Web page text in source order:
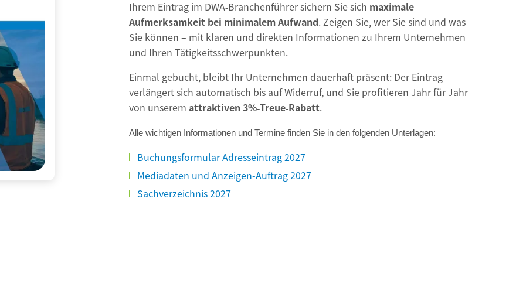
Ihrem Eintrag im DWA‑Branchenführer sichern Sie sich maximale
Aufmerksamkeit bei minimalem Aufwand. Zeigen Sie, wer Sie sind und was
Sie können – mit klaren und direkten Informationen zu Ihrem Unternehmen
und Ihren Tätigkeitsschwerpunkten.
Einmal gebucht, bleibt Ihr Unternehmen dauerhaft präsent: Der Eintrag
verlängert sich automatisch bis auf Widerruf, und Sie profitieren Jahr für Jahr
von unserem attraktiven 3%‑Treue‑Rabatt.
Alle wichtigen Informationen und Termine finden Sie in den folgenden Unterlagen:
Buchungsformular Adresseintrag 2027
Mediadaten und Anzeigen-Auftrag 2027
Sachverzeichnis 2027